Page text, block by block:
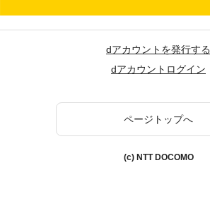
dアカウントを発行する
dアカウントログイン
ページトップへ
(c) NTT DOCOMO